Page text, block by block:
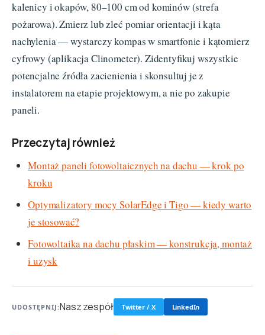
kalenicy i okapów, 80–100 cm od kominów (strefa
pożarowa). Zmierz lub zleć pomiar orientacji i kąta
nachylenia — wystarczy kompas w smartfonie i kątomierz
cyfrowy (aplikacja Clinometer). Zidentyfikuj wszystkie
potencjalne źródła zacienienia i skonsultuj je z
instalatorem na etapie projektowym, a nie po zakupie
paneli.
Przeczytaj również
Montaż paneli fotowoltaicznych na dachu — krok po
kroku
Optymalizatory mocy SolarEdge i Tigo — kiedy warto
je stosować?
Fotowoltaika na dachu płaskim — konstrukcja, montaż
i uzysk
UDOSTĘPNIJ:Nasz zespół Twitter / X LinkedIn